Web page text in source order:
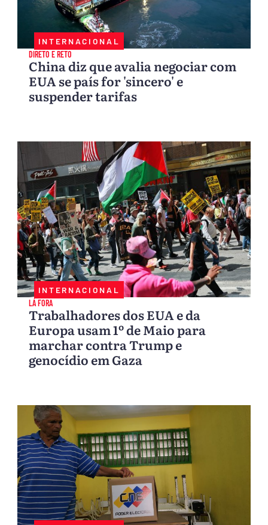
INTERNACIONAL
DIRETO E RETO
China diz que avalia negociar com
EUA se país for 'sincero' e
suspender tarifas
INTERNACIONAL
LÁ FORA
Trabalhadores dos EUA e da
Europa usam 1º de Maio para
marchar contra Trump e
genocídio em Gaza